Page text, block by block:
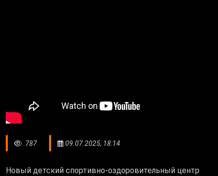
787 09.07.2025, 18:14
Новый детский спортивно-оздоровительный центр